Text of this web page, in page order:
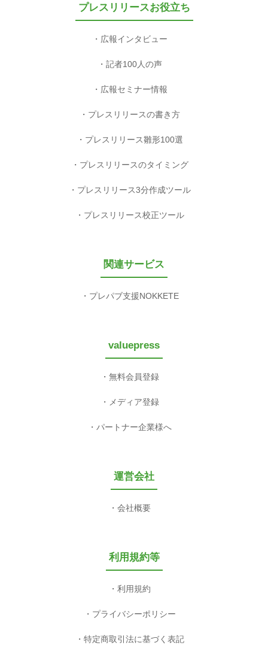
プレスリリースお役立ち
広報インタビュー
記者100人の声
広報セミナー情報
プレスリリースの書き方
プレスリリース雛形100選
プレスリリースのタイミング
プレスリリース3分作成ツール
プレスリリース校正ツール
関連サービス
プレパブ支援NOKKETE
valuepress
無料会員登録
メディア登録
パートナー企業様へ
運営会社
会社概要
利用規約等
利用規約
プライバシーポリシー
特定商取引法に基づく表記